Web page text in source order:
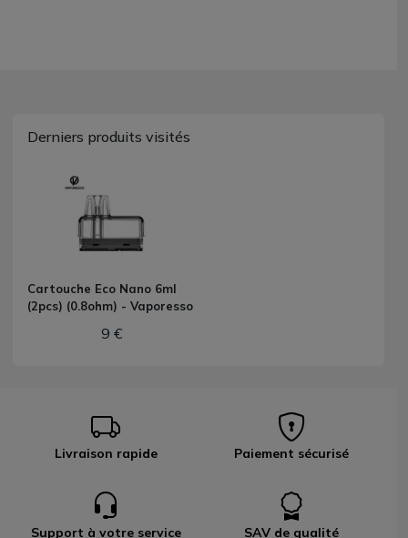
Derniers produits visités
Cartouche Eco Nano 6ml
(2pcs) (0.8ohm) - Vaporesso
9 €
Livraison rapide Paiement sécurisé
Support à votre service SAV de qualité